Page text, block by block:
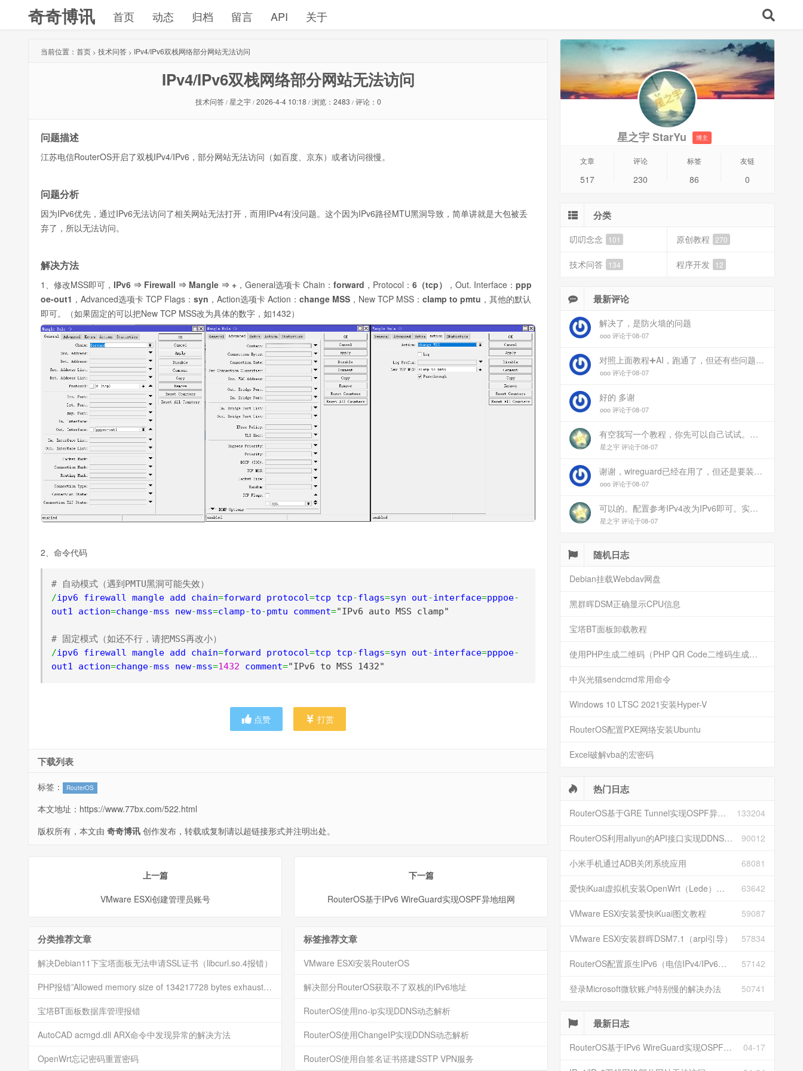
奇奇博讯 首页 动态 归档 留言 API 关于
当前位置： 首页 > 技术问答 > IPv4/IPv6双栈网络部分网站无法访问
IPv4/IPv6双栈网络部分网站无法访问
技术问答 / 星之宇 / 2026-4-4 10:18 / 浏览：2483 / 评论：0
问题描述
江苏电信RouterOS开启了双栈IPv4/IPv6，部分网站无法访问（如百度、京东）或者访问很慢。
问题分析
因为IPv6优先，通过IPv6无法访问了相关网站无法打开，而用IPv4有没问题。这个因为IPv6路径MTU黑洞导致，简单讲就是大包被丢
弃了，所以无法访问。
解决方法
1、修改MSS即可， IPv6 ⇒ Firewall ⇒ Mangle ⇒ + ，General选项卡 Chain： forward ，Protocol： 6（tcp） ，Out. Interface： ppp
oe-out1 ，Advanced选项卡 TCP Flags： syn ，Action选项卡 Action： change MSS ，New TCP MSS： clamp to pmtu ，其他的默认
即可。（如果固定的可以把New TCP MSS改为具体的数字，如1432）
2、命令代码
# 自动模式（遇到PMTU黑洞可能失效）
/ipv6 firewall mangle add chain=forward protocol=tcp tcp-flags=syn out-interface=pppoe-
out1 action=change-mss new-mss=clamp-to-pmtu comment="IPv6 auto MSS clamp"
# 固定模式（如还不行，请把MSS再改小）
/ipv6 firewall mangle add chain=forward protocol=tcp tcp-flags=syn out-interface=pppoe-
out1 action=change-mss new-mss=1432 comment="IPv6 to MSS 1432"
点赞 打赏
下载列表
标签： RouterOS
本文地址： https://www.77bx.com/522.html
版权所有，本文由 奇奇博讯 创作发布，转载或复制请以超链接形式并注明出处。
上一篇
VMware ESXi创建管理员账号
下一篇
RouterOS基于IPv6 WireGuard实现OSPF异地组网
分类推荐文章
解决Debian11下宝塔面板无法申请SSL证书（libcurl.so.4报错）
PHP报错”Allowed memory size of 134217728 bytes exhausted“的解决方法
宝塔BT面板数据库管理报错
AutoCAD acmgd.dll ARX命令中发现异常的解决方法
OpenWrt忘记密码重置密码
标签推荐文章
VMware ESXi安装RouterOS
解决部分RouterOS获取不了双栈的IPv6地址
RouterOS使用no-ip实现DDNS动态解析
RouterOS使用ChangeIP实现DDNS动态解析
RouterOS使用自签名证书搭建SSTP VPN服务
星之宇 StarYu 博主
文章
517
评论
230
标签
86
友链
0
分类
叨叨念念 101 原创教程 270
技术问答 134 程序开发 12
最新评论
解决了，是防火墙的问题
ooo 评论于08-07
对照上面教程➕AI，跑通了，但还有些问题：手机连上vpn后，部分家里内网的服务能访问（内网的Debian服务器可以），部分不能(routeros网页），不知道问题出在哪
ooo 评论于08-07
好的 多谢
ooo 评论于08-07
有空我写一个教程，你先可以自己试试。目前来说ipv6应该没问题的。
星之宇 评论于08-07
谢谢，wireguard已经在用了，但还是要装客户端。您这个方案连客户端都免了
ooo 评论于08-07
可以的。配置参考IPv4改为IPv6即可。实在不会可以用wireguard，这个简单和稳定
星之宇 评论于08-07
随机日志
Debian挂载Webdav网盘
黑群晖DSM正确显示CPU信息
宝塔BT面板卸载教程
使用PHP生成二维码（PHP QR Code二维码生成类库）
中兴光猫sendcmd常用命令
Windows 10 LTSC 2021安装Hyper-V
RouterOS配置PXE网络安装Ubuntu
Excel破解vba的宏密码
热门日志
133204
RouterOS基于GRE Tunnel实现OSPF异地组网
90012
RouterOS利用aliyun的API接口实现DDNS动态解析
68081
小米手机通过ADB关闭系统应用
63642
爱快iKuai虚拟机安装OpenWrt（Lede）并配置
59087
VMware ESXi安装爱快iKuai图文教程
57834
VMware ESXi安装群晖DSM7.1（arpl引导）
57142
RouterOS配置原生IPv6（电信IPv4/IPv6双栈）
50741
登录Microsoft微软账户特别慢的解决办法
最新日志
04-17
RouterOS基于IPv6 WireGuard实现OSPF异地组网